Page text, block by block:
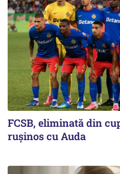
FCSB, eliminată din
ruşinos cu Auda